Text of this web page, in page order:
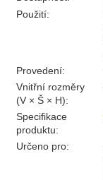
Použití:
Provedení:
Vnitřní rozměry
(V × Š × H):
Specifikace
produktu:
Určeno pro: